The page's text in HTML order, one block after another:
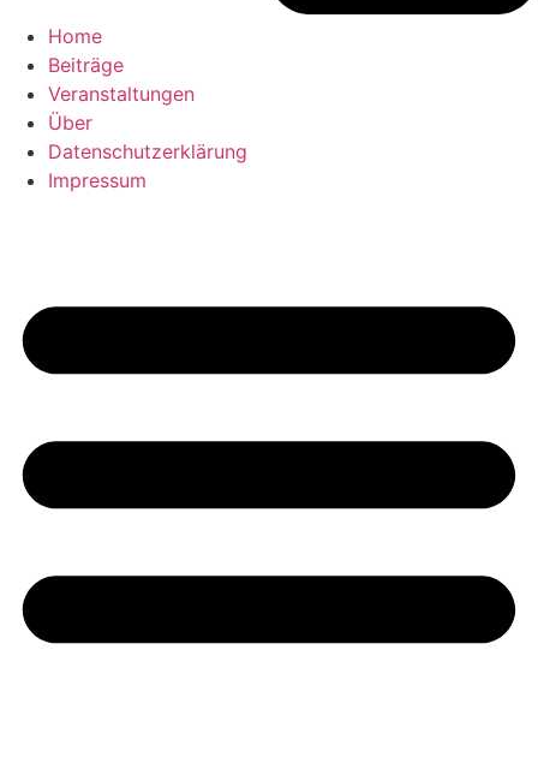
Home
Beiträge
Veranstaltungen
Über
Datenschutzerklärung
Impressum